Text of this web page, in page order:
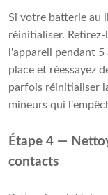
Si votre batterie au
réinitialiser.
l'appareil pendant
place et réessayez
parfois réinitialiser
mineurs qui
Étape 4 —
contacts